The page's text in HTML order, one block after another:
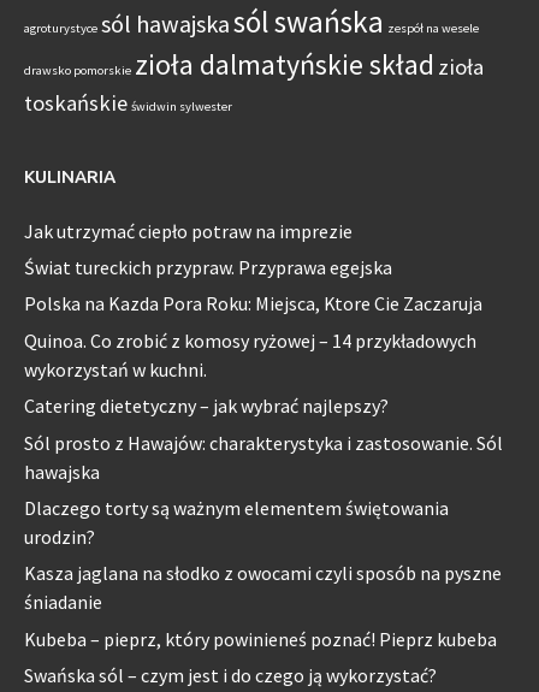
agroturystyce sól hawajskasól swańska zespół na wesele
drawsko pomorskie zioła dalmatyńskie skład zioła
toskańskie świdwin sylwester
KULINARIA
Jak utrzymać ciepło potraw na imprezie
Świat tureckich przypraw. Przyprawa egejska
Polska na Kazda Pora Roku: Miejsca, Ktore Cie Zaczaruja
Quinoa. Co zrobić z komosy ryżowej – 14 przykładowych
wykorzystań w kuchni.
Catering dietetyczny – jak wybrać najlepszy?
Sól prosto z Hawajów: charakterystyka i zastosowanie. Sól
hawajska
Dlaczego torty są ważnym elementem świętowania
urodzin?
Kasza jaglana na słodko z owocami czyli sposób na pyszne
śniadanie
Kubeba – pieprz, który powinieneś poznać! Pieprz kubeba
Swańska sól – czym jest i do czego ją wykorzystać?